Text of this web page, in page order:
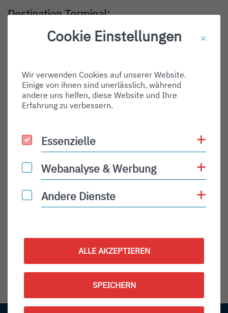
Destination Terminal:
Destination Gate:
Shortname:
Type:
arrival
PLN
Status Description:
Checkin:
Codeshare:
Cookie Einstellungen
Wir verwenden Cookies auf unserer Website.
Einige von ihnen sind unerlässlich, während
andere uns helfen, diese Website und Ihre
Erfahrung zu verbessern.
Essenzielle
Essenzielle
Webanalyse & Werbung
Webanalyse & Werbung
Andere Dienste
Andere Dienste
ALLE AKZEPTIEREN
SPEICHERN